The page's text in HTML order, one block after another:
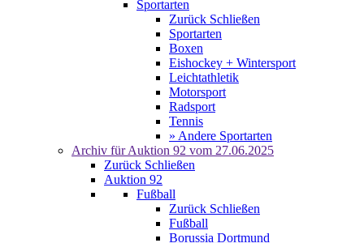
Sportarten
Zurück Schließen
Sportarten
Boxen
Eishockey + Wintersport
Leichtathletik
Motorsport
Radsport
Tennis
» Andere Sportarten
Archiv für Auktion 92 vom 27.06.2025
Zurück Schließen
Auktion 92
Fußball
Zurück Schließen
Fußball
Borussia Dortmund